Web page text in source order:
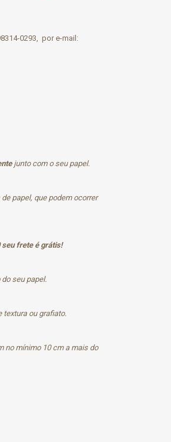
0293, por e-mail:
junto com o seu papel.
papel, que podem ocorrer
seu frete é grátis!
seu papel.
textura ou grafiato.
no mínimo 10 cm a mais do